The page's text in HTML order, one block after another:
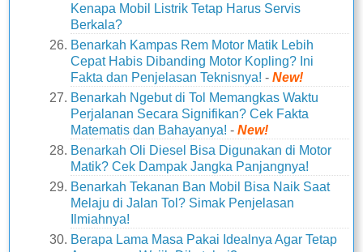
Kenapa Mobil Listrik Tetap Harus Servis
Berkala?
Benarkah Kampas Rem Motor Matik Lebih
Cepat Habis Dibanding Motor Kopling? Ini
Fakta dan Penjelasan Teknisnya! -New!
Benarkah Ngebut di Tol Memangkas Waktu
Perjalanan Secara Signifikan? Cek Fakta
Matematis dan Bahayanya! -New!
Benarkah Oli Diesel Bisa Digunakan di Motor
Matik? Cek Dampak Jangka Panjangnya!
Benarkah Tekanan Ban Mobil Bisa Naik Saat
Melaju di Jalan Tol? Simak Penjelasan
Ilmiahnya!
Berapa Lama Masa Pakai Idealnya Agar Tetap